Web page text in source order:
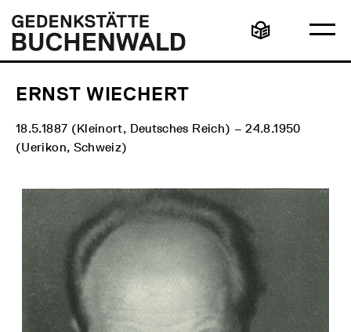
zum
Inhalt
Gedenkstätte
Buchenwald
Leichte
Sprache
ERNST WIECHERT
18.5.1887 (Kleinort, Deutsches Reich) – 24.8.1950
(Uerikon, Schweiz)